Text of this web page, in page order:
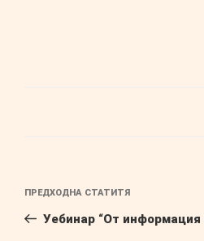
Предишна
публикация
ПРЕДХОДНА СТАТИТЯ
Уебинар “От